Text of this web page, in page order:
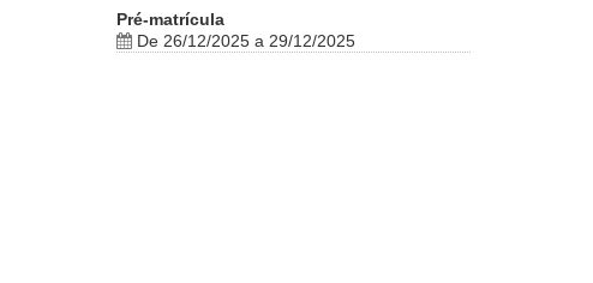
Pré-matrícula
De 26/12/2025 a 29/12/2025